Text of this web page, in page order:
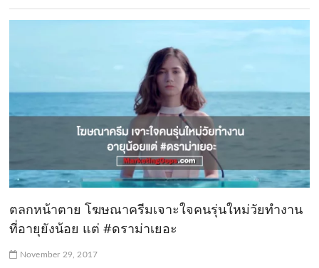
ตลกหน้าตาย โฆษณาครีมเจาะใจคนรุ่นใหม่วัยทำงาน
ที่อายุยังน้อย แต่ #ดราม่าเยอะ
November 29, 2017